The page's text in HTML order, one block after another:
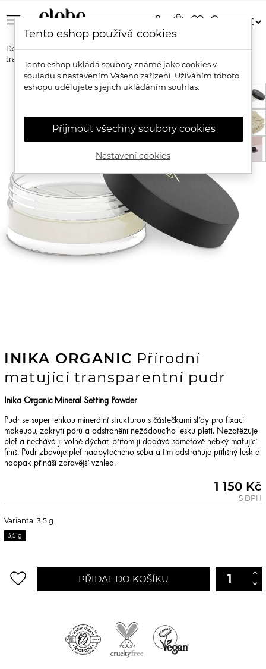
menu shopping_bagfavorite_bordersearch
person
Domů Značky Inika Organic
Inika Organic Přírodní matující
transparentní pudr
INIKA ORGANIC Přírodní
matující transparentní pudr
Inika Organic Mineral Setting Powder
Pudr se super lehkou minerální strukturou s částečkami slídy pro fixaci
makeupu, zakrytí pórů a odstranění nežádoucího lesku pleti. Nezatěžuje
pleť a nechává ji volně dýchat, přitom jí dodává sametově hebký matující
finiš. Pudr zbavuje pleť nadbytečného séba a tím odstraňuje přílišný lesk a
naopak přináší zdravější vzhled.
1 150 Kč
S DPH
Varianta: 3,5 g
3,5 g
favorite_border PŘIDAT DO KOŠÍKU
Tento eshop používá cookies
Tento eshop ukládá soubory známé jako cookies v
souladu s nastavením Vašeho zařízení. Užíváním tohoto
eshopu udělujete s jejich ukládáním souhlas.
Přijmout všechny soubory cookies
Nastavení cookies